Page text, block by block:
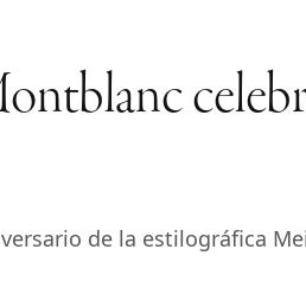
de la estilográfica